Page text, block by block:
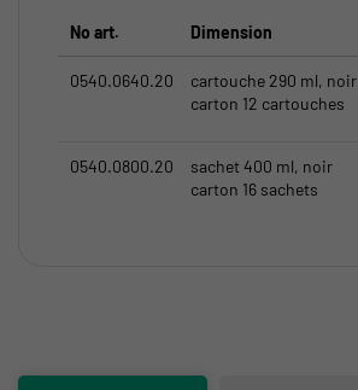
No art. Dimension
0540.0640.20
cartouche 290 ml, noir
carton 12 cartouches
0540.0800.20
sachet 400 ml, noir
carton 16 sachets